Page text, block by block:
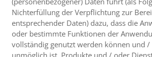
Nichterfüllung der Verpflichtung zur
entsprechender Daten) dazu, dass die
oder bestimmte Funktionen der
vollständig genutzt werden können und /
unmöglich ist, Produkte und / oder